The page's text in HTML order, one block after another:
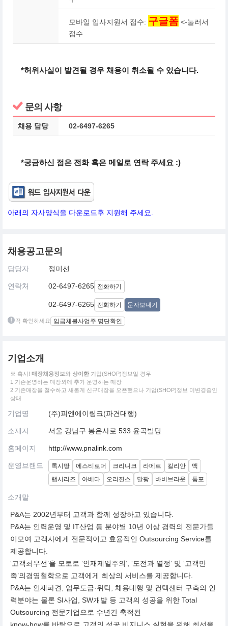
모바일 입사지원서 접수: 구글폼 <-눌러서
접수
*허위사실이 발견될 경우 채용이 취소될 수 있습니다.
문의 사항
채용 담당 02-6497-6265
*궁금하신 점은 전화 혹은 메일로 연락 주세요 :)
아래의 자사양식을 다운로드후 지원해 주세요.
채용공고문의
담당자 정미선
연락처 02-6497-6265 전화하기
02-6497-6265 전화하기 문자보내기
꼭 확인하세요 임금체불사업주 명단확인
기업소개
※ 혹시! 매장채용정보와 상이한 기업(SHOP)정보일 경우
1.기존운영하는 매장외에 추가 운영하는 매장
2.기존매장을 철수하고 새롭게 신규매장을 오픈했으나 기업(SHOP)정보 미변경중인
상태
기업명 (주)피엔에이링크(파견대행)
소재지 서울 강남구 봉은사로 533 윤곡빌딩
홈페이지 http://www.pnalink.com
운영브랜드 록시땅 에스티로더 크리니크 라메르 킬리안
맥
랩시리즈
아베다 오리진스 달팡 바비브라운 톰포
소개말
P&A는 2002년부터 고객과 함께 성장하고 있습니다.
P&A는 인력운영 및 IT산업 등 분야별 10년 이상 경력의 전문가들
이모여 고객사에게 전문적이고 효율적인 Outsourcing Service를
제공합니다.
‘고객최우선’을 모토로 ‘인재제일주의’, ‘도전과 열정’ 및 ‘고객만
족’의경영철학으로 고객에게 최상의 서비스를 제공합니다.
P&A는 인재파견, 업무도급·위탁, 채용대행 및 컨텍센터 구축의 인
력분야는 물론 SI사업, SW개발 등 고객의 성공을 위한 Total
Outsourcing 전문기업으로 수년간 축적된